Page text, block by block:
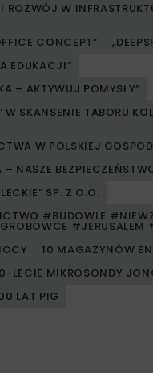
ROZWÓJ W
CONCEPT”
EDUKACJI”
– AKTYWUJ POMYSŁY”
W SKANSENIE TABORU
W POLSKIEJ
NASZE
SP. Z O.O.
#BUDOWLE
#JERUSALEM
10 MAGAZYNÓW
LECIE MIKROSONDY
LAT PIG